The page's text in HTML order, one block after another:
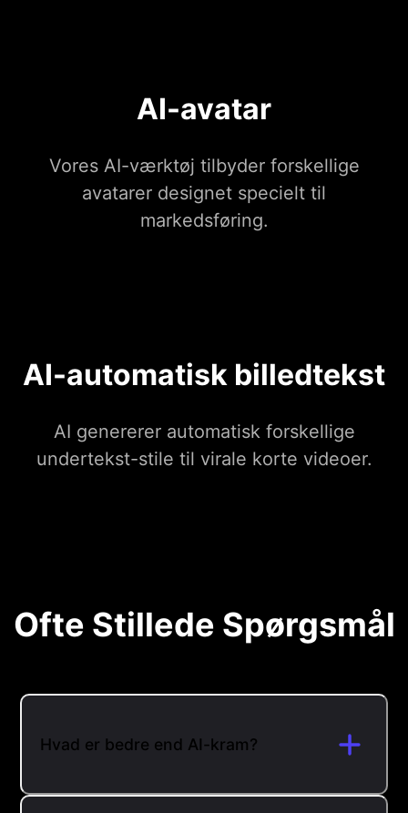
AI-avatar
Vores AI-værktøj tilbyder forskellige
avatarer designet specielt til
markedsføring.
AI-automatisk billedtekst
AI genererer automatisk forskellige
undertekst-stile til virale korte videoer.
Ofte Stillede Spørgsmål
Hvad er bedre end AI-kram?